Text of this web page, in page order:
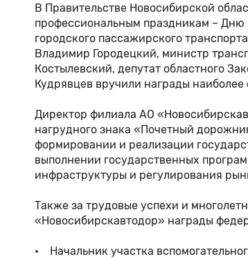
В Правительстве Новосибирской
профессиональным праздникам – Дню
городского пассажирского
Владимир Городецкий, министр
Костылевский, депутат областного
Кудрявцев вручили награды
Директор филиала АО
нагрудного знака «Почетный
формировании и реализации
выполнении государственных
инфраструктуры и регулирования
Также за трудовые успехи и
«Новосибирскавтодор» награды
• Начальник участка